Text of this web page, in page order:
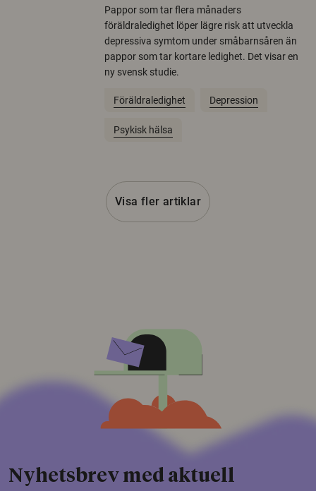
Pappor som tar flera månaders
föräldraledighet löper lägre risk att utveckla
depressiva symtom under småbarnsåren än
pappor som tar kortare ledighet. Det visar en
ny svensk studie.
Föräldraledighet Depression
Psykisk hälsa
Visa fler artiklar
Nyhetsbrev med aktuell